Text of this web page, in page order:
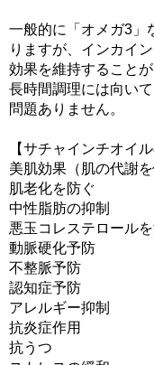
一般的に「オメガ3」
りますが、インカイ
効果を維持すること
長時間調理には向い
問題ありません。
【サチャインチオイル
美肌効果（肌の代謝を
肌老化を防ぐ
中性脂肪の抑制
悪玉コレステロール
動脈硬化予防
不整脈予防
認知症予防
アレルギー抑制
抗炎症作用
抗うつ